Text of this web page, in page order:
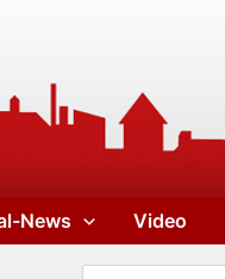
News Video